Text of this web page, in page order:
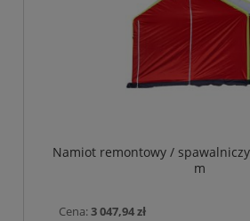
Namiot remontowy /
m
Cena:3 047,94 zł